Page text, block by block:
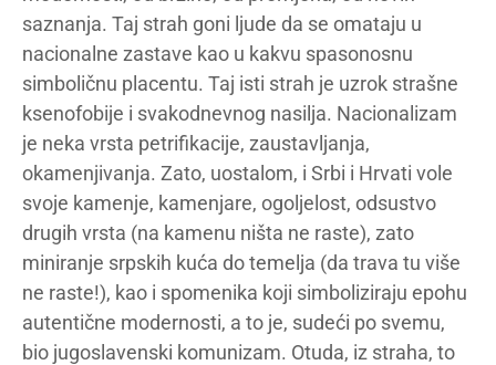
saznanja. Taj strah goni ljude da se omataju u
nacionalne zastave kao u kakvu spasonosnu
simboličnu placentu. Taj isti strah je uzrok strašne
ksenofobije i svakodnevnog nasilja. Nacionalizam
je neka vrsta petrifikacije, zaustavljanja,
okamenjivanja. Zato, uostalom, i Srbi i Hrvati vole
svoje kamenje, kamenjare, ogoljelost, odsustvo
drugih vrsta (na kamenu ništa ne raste), zato
miniranje srpskih kuća do temelja (da trava tu više
ne raste!), kao i spomenika koji simboliziraju epohu
autentične modernosti, a to je, sudeći po svemu,
bio jugoslavenski komunizam. Otuda, iz straha, to